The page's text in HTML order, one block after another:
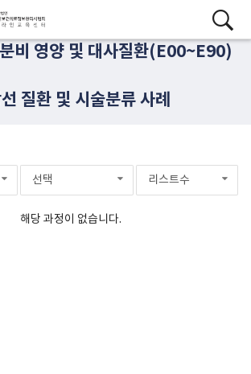
비 영양 및 대사질환(E00~E90)
질환 및 시술분류 사례
선택 리스트수
해당 과정이 없습니다.